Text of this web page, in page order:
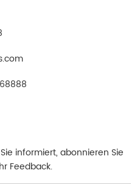
မြန်မာ
informiert, abonnieren Sie
Feedback.